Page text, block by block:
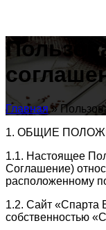
Главная»
1. ОБЩИЕ
1.1. Настоящее
Соглашение)
расположенному
1.2. Сайт «Спарта
собственностью